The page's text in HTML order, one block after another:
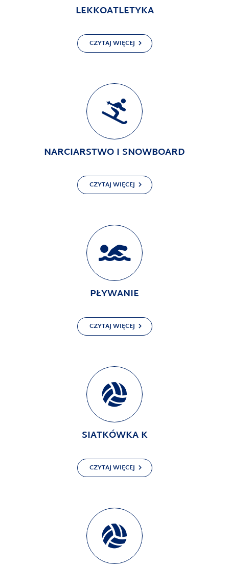
LEKKOATLETYKA
CZYTAJ WIĘCEJ
NARCIARSTWO I SNOWBOARD
CZYTAJ WIĘCEJ
PŁYWANIE
CZYTAJ WIĘCEJ
SIATKÓWKA K
CZYTAJ WIĘCEJ